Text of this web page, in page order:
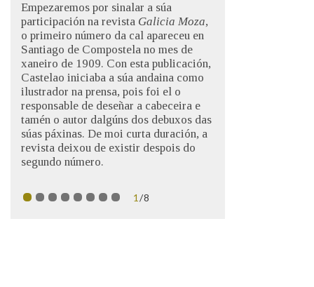
Empezaremos por sinalar a súa
participación na revista Galicia Moza,
o primeiro número da cal apareceu en
Santiago de Compostela no mes de
xaneiro de 1909. Con esta publicación,
Castelao iniciaba a súa andaina como
ilustrador na prensa, pois foi el o
responsable de deseñar a cabeceira e
tamén o autor dalgúns dos debuxos das
súas páxinas. De moi curta duración, a
revista deixou de existir despois do
segundo número.
1 /8